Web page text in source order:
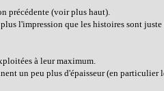
précédente (voir plus haut).
l'impression que les histoires sont
à leur maximum.
un peu plus d'épaisseur (en particulier